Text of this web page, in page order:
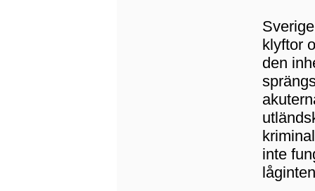
klyftor
den
inte